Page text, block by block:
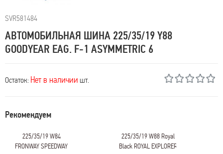
SVR581484
АВТОМОБИЛЬНАЯ ШИНА 225/35/19 Y88
GOODYEAR EAG. F-1 ASYMMETRIC 6
Остаток: Нет в наличии шт.
Рекомендуем
225/35/19 W84
FRONWAY SPEEDWAY
225/35/19 W88 Royal
Black ROYAL EXPLORER